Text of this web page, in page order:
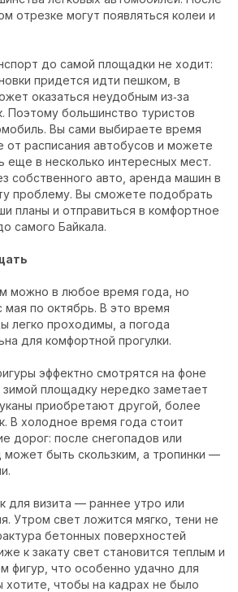
отрезке могут появляться колеи и
до самой площадки не ходит:
придется идти пешком, в
оказаться неудобным из‑за
Поэтому большинство туристов
Вы сами выбираете время
от расписания автобусов и можете
еще в несколько интересных мест.
собственного авто, аренда машин в
проблему. Вы сможете подобрать
планы и отправиться в комфортное
самого Байкала.
можно в любое время года, но
по октябрь. В это время
легко проходимы, а погода
для комфортной прогулки.
эффектно смотрятся на фоне
зимой площадку нередко заметает
приобретают другой, более
В холодное время года стоит
дорог: после снегопадов или
быть скользким, а тропинки —
для визита — раннее утро или
Утром свет ложится мягко, тени не
бетонных поверхностей
к закату свет становится теплым и
фигур, что особенно удачно для
хотите, чтобы на кадрах не было